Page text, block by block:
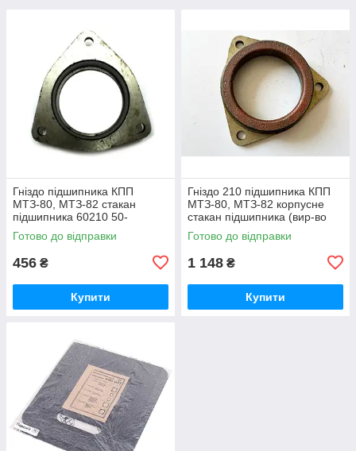
Гніздо підшипника КПП
МТЗ-80, МТЗ-82 стакан
підшипника 60210 50-
1701184 / 50-1701184-А
Готово до відправки
456 ₴
Купити
Гніздо 210 підшипника КПП
МТЗ-80, МТЗ-82 корпусне
стакан підшипника (вир-во
Білорусь) 50-1701184 / 50-
1701184-А
Готово до відправки
1 148 ₴
Купити